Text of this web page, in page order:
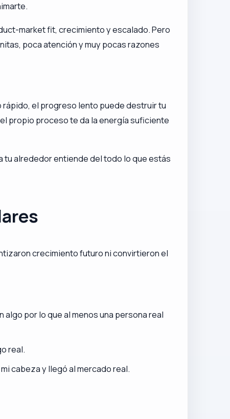
market fit, crecimiento y escalado. Pero
poca atención y muy pocas razones
rápido, el progreso lento puede destruir tu
propio proceso te da la energía suficiente
tu alrededor entiende del todo lo que estás
crecimiento futuro ni convirtieron el
por lo que al menos una persona real
real.
cabeza y llegó al mercado real.